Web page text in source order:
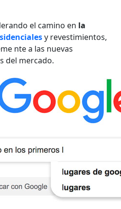
el camino en la
y revestimientos,
nte a las nuevas
del mercado.